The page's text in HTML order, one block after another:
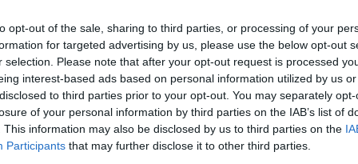
opt-out of the sale, sharing to third parties, or processing of your
for targeted advertising by us, please use the below opt-out
selection. Please note that after your opt-out request is processed
interest-based ads based on personal information utilized by us
to third parties prior to your opt-out. You may separately
of your personal information by third parties on the IAB’s list of
This information may also be disclosed by us to third parties on the
Participants that may further disclose it to other third parties.
nem szereti, ha erőltetik, és ez nem csak
akkor éred el a legjobb köridőt,
aki valamelyik edzésen vagy az időmérőn
a kérdést, hogy hogyan került oda. Aztán
ködben rögtön utána. Úgy gondolom, az
fel van pörögve, egy nyugodt kört